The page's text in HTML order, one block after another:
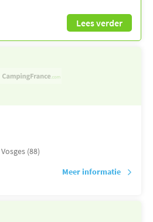
Lees verder
Vosges (88)
Meer informatie